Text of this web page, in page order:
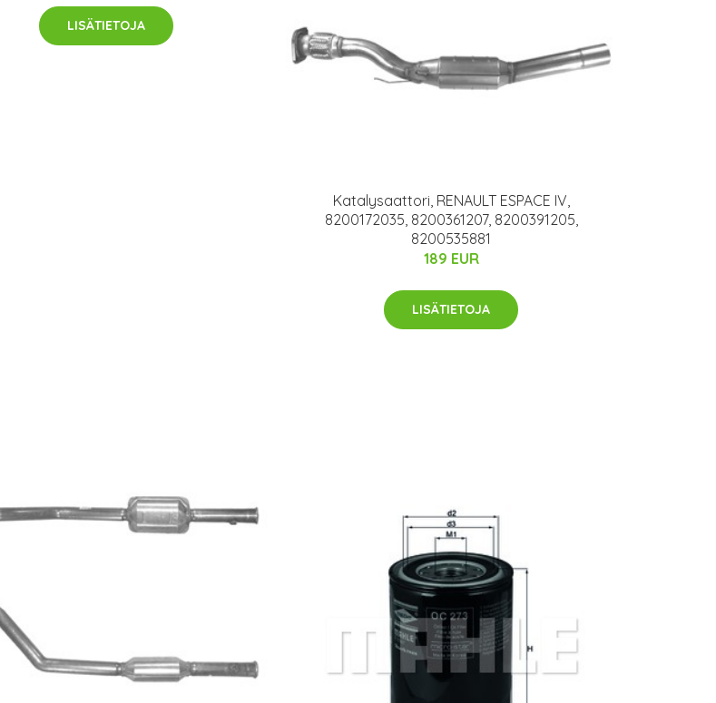
LISÄTIETOJA
Katalysaattori, RENAULT ESPACE IV,
8200172035, 8200361207, 8200391205,
8200535881
189 EUR
LISÄTIETOJA